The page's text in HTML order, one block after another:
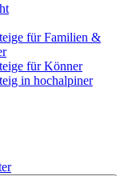
für Familien &
für Könner
in hochalpiner